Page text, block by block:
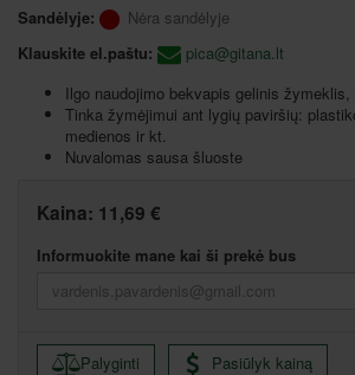
Sandėlyje:
Nėra sandėlyje
Klauskite el.paštu:
pica@gitana.lt
Ilgo naudojimo bekvapis gelinis
Tinka žymėjimui ant lygių paviršių:
medienos ir kt.
Nuvalomas sausa šluoste
Kaina: 11,69 €
Informuokite mane kai ši prekė bus
Palyginti Pasiūlyk kainą